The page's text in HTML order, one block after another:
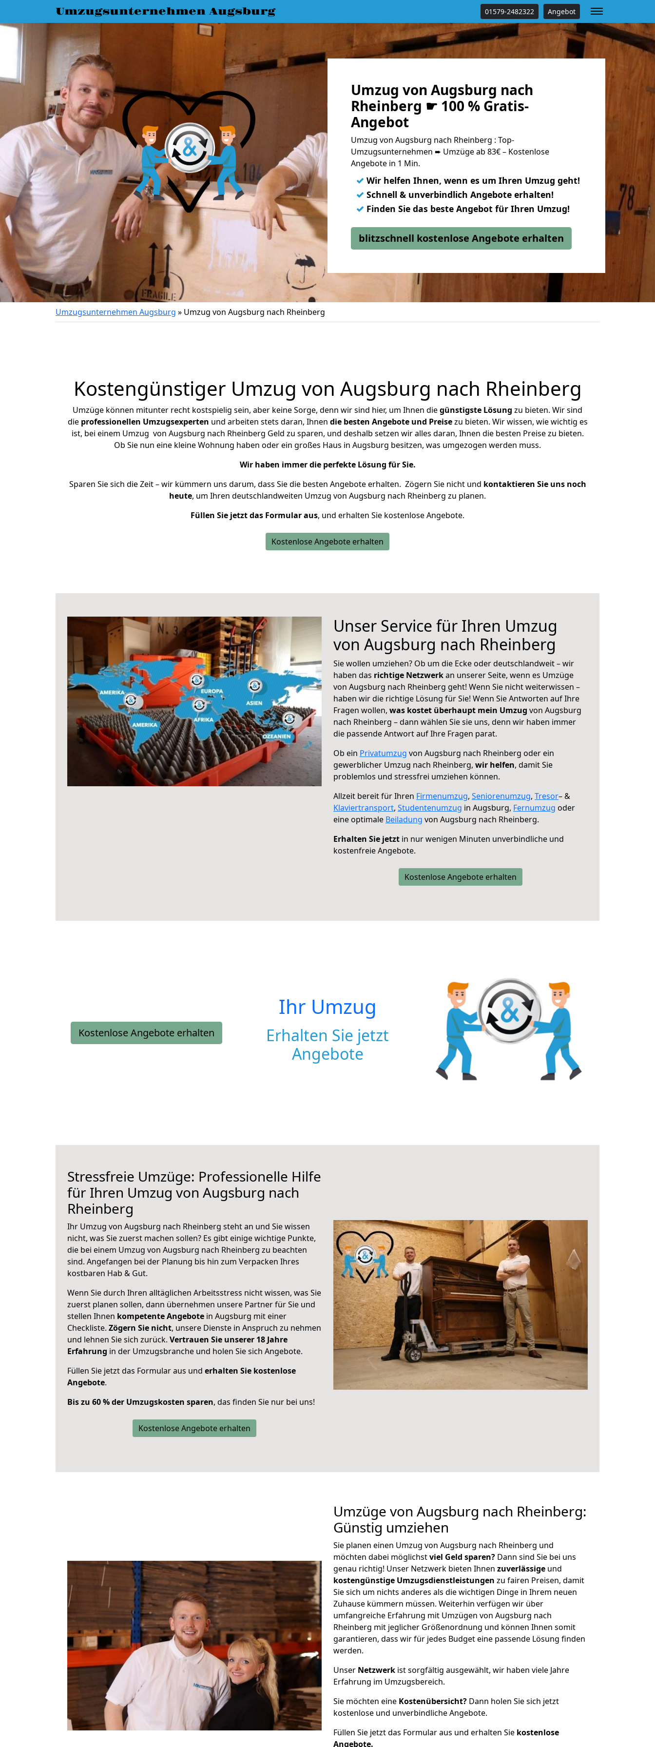
Umzugsunternehmen Augsburg 01579-2482322 Angebot
Umzug von Augsburg nach
Rheinberg ☛ 100 % Gratis-
Angebot
Umzug von Augsburg nach Rheinberg : Top-
Umzugsunternehmen ➨ Umzüge ab 83€ – Kostenlose
Angebote in 1 Min.
✓ Wir helfen Ihnen, wenn es um Ihren Umzug geht!
✓ Schnell & unverbindlich Angebote erhalten!
✓ Finden Sie das beste Angebot für Ihren Umzug!
blitzschnell kostenlose Angebote erhalten
Umzugsunternehmen Augsburg » Umzug von Augsburg nach Rheinberg
Kostengünstiger Umzug von Augsburg nach Rheinberg
Umzüge können mitunter recht kostspielig sein, aber keine Sorge, denn wir sind hier, um Ihnen diegünstigste Lösung zu bieten. Wir sind
die professionellen Umzugsexperten und arbeiten stets daran, Ihnen die besten Angebote und Preisezu bieten. Wir wissen, wie wichtig es
ist, bei einem Umzug von Augsburg nach Rheinberg Geld zu sparen, und deshalb setzen wir alles daran, Ihnen die besten Preise zu bieten.
Ob Sie nun eine kleine Wohnung haben oder ein großes Haus in Augsburg besitzen, was umgezogen werden muss.
Wir haben immer die perfekte Lösung für Sie.
Sparen Sie sich die Zeit – wir kümmern uns darum, dass Sie die besten Angebote erhalten. Zögern Sie nicht und kontaktieren Sie uns noch
heute, um Ihren deutschlandweiten Umzug von Augsburg nach Rheinberg zu planen.
Füllen Sie jetzt das Formular aus, und erhalten Sie kostenlose Angebote.
Kostenlose Angebote erhalten
Unser Service für Ihren Umzug
von Augsburg nach Rheinberg
Sie wollen umziehen? Ob um die Ecke oder deutschlandweit – wir
haben das richtige Netzwerkan unserer Seite, wenn es Umzüge
von Augsburg nach Rheinberg geht! Wenn Sie nicht weiterwissen –
haben wir die richtige Lösung für Sie! Wenn Sie Antworten auf Ihre
Fragen wollen, was kostet überhaupt mein Umzug von Augsburg
nach Rheinberg – dann wählen Sie sie uns, denn wir haben immer
die passende Antwort auf Ihre Fragen parat.
Ob ein Privatumzug von Augsburg nach Rheinberg oder ein
gewerblicher Umzug nach Rheinberg, wir helfen, damit Sie
problemlos und stressfrei umziehen können.
Allzeit bereit für Ihren Firmenumzug, Seniorenumzug, Tresor– &
Klaviertransport, Studentenumzug in Augsburg, Fernumzug oder
eine optimale Beiladung von Augsburg nach Rheinberg.
Erhalten Sie jetzt in nur wenigen Minuten unverbindliche und
kostenfreie Angebote.
Kostenlose Angebote erhalten
Kostenlose Angebote erhalten
Ihr Umzug
Erhalten Sie jetzt
Angebote
Stressfreie Umzüge: Professionelle Hilfe
für Ihren Umzug von Augsburg nach
Rheinberg
Ihr Umzug von Augsburg nach Rheinberg steht an und Sie wissen
nicht, was Sie zuerst machen sollen? Es gibt einige wichtige Punkte,
die bei einem Umzug von Augsburg nach Rheinberg zu beachten
sind. Angefangen bei der Planung bis hin zum Verpacken Ihres
kostbaren Hab & Gut.
Wenn Sie durch Ihren alltäglichen Arbeitsstress nicht wissen, was Sie
zuerst planen sollen, dann übernehmen unsere Partner für Sie und
stellen Ihnen kompetente Angebote in Augsburg mit einer
Checkliste. Zögern Sie nicht, unsere Dienste in Anspruch zu nehmen
und lehnen Sie sich zurück. Vertrauen Sie unserer 18 Jahre
Erfahrung in der Umzugsbranche und holen Sie sich Angebote.
Füllen Sie jetzt das Formular aus und erhalten Sie kostenlose
Angebote.
Bis zu 60 % der Umzugskosten sparen, das finden Sie nur bei uns!
Kostenlose Angebote erhalten
Umzüge von Augsburg nach Rheinberg:
Günstig umziehen
Sie planen einen Umzug von Augsburg nach Rheinberg und
möchten dabei möglichstviel Geld sparen? Dann sind Sie bei uns
genau richtig! Unser Netzwerk bieten Ihnen zuverlässige und
kostengünstige Umzugsdienstleistungen zu fairen Preisen, damit
Sie sich um nichts anderes als die wichtigen Dinge in Ihrem neuen
Zuhause kümmern müssen. Weiterhin verfügen wir über
umfangreiche Erfahrung mit Umzügen von Augsburg nach
Rheinberg mit jeglicher Größenordnung und können Ihnen somit
garantieren, dass wir für jedes Budget eine passende Lösung finden
werden.
Unser Netzwerk ist sorgfältig ausgewählt, wir haben viele Jahre
Erfahrung im Umzugsbereich.
Sie möchten eine Kostenübersicht? Dann holen Sie sich jetzt
kostenlose und unverbindliche Angebote.
Füllen Sie jetzt das Formular aus und erhalten Sie kostenlose
Angebote.